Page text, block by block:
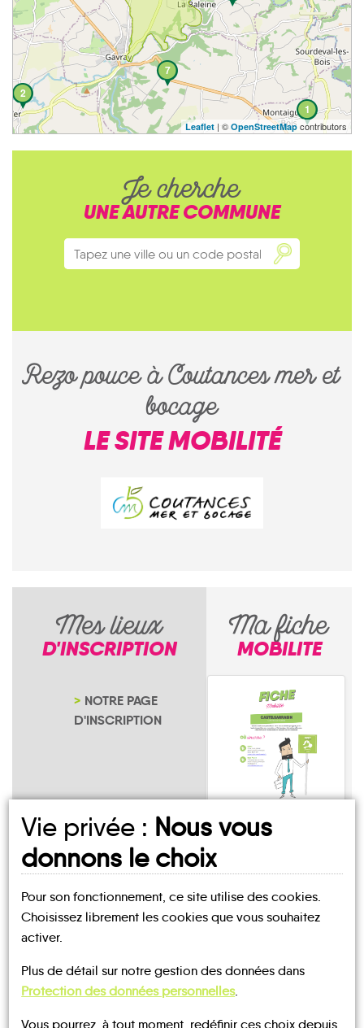
7
1
2
Leaflet | © OpenStreetMap contributors
Je cherche
UNE AUTRE COMMUNE
Rezo pouce à Coutances mer et
bocage
LE SITE MOBILITÉ
Mes lieux
D'INSCRIPTION
NOTRE PAGE
D'INSCRIPTION
Ma fiche
MOBILITE
Saint-Denis-le-
UN AVIS, UN TÉMOIGNAGE
Vie privée : Nous vous
donnons le choix
Pour son fonctionnement, ce site utilise des cookies.
Choisissez librement les cookies que vous souhaitez
activer.
Plus de détail sur notre gestion des données dans
Protection des données personnelles.
Vous pourrez, à tout moment, redéfinir ces choix depuis